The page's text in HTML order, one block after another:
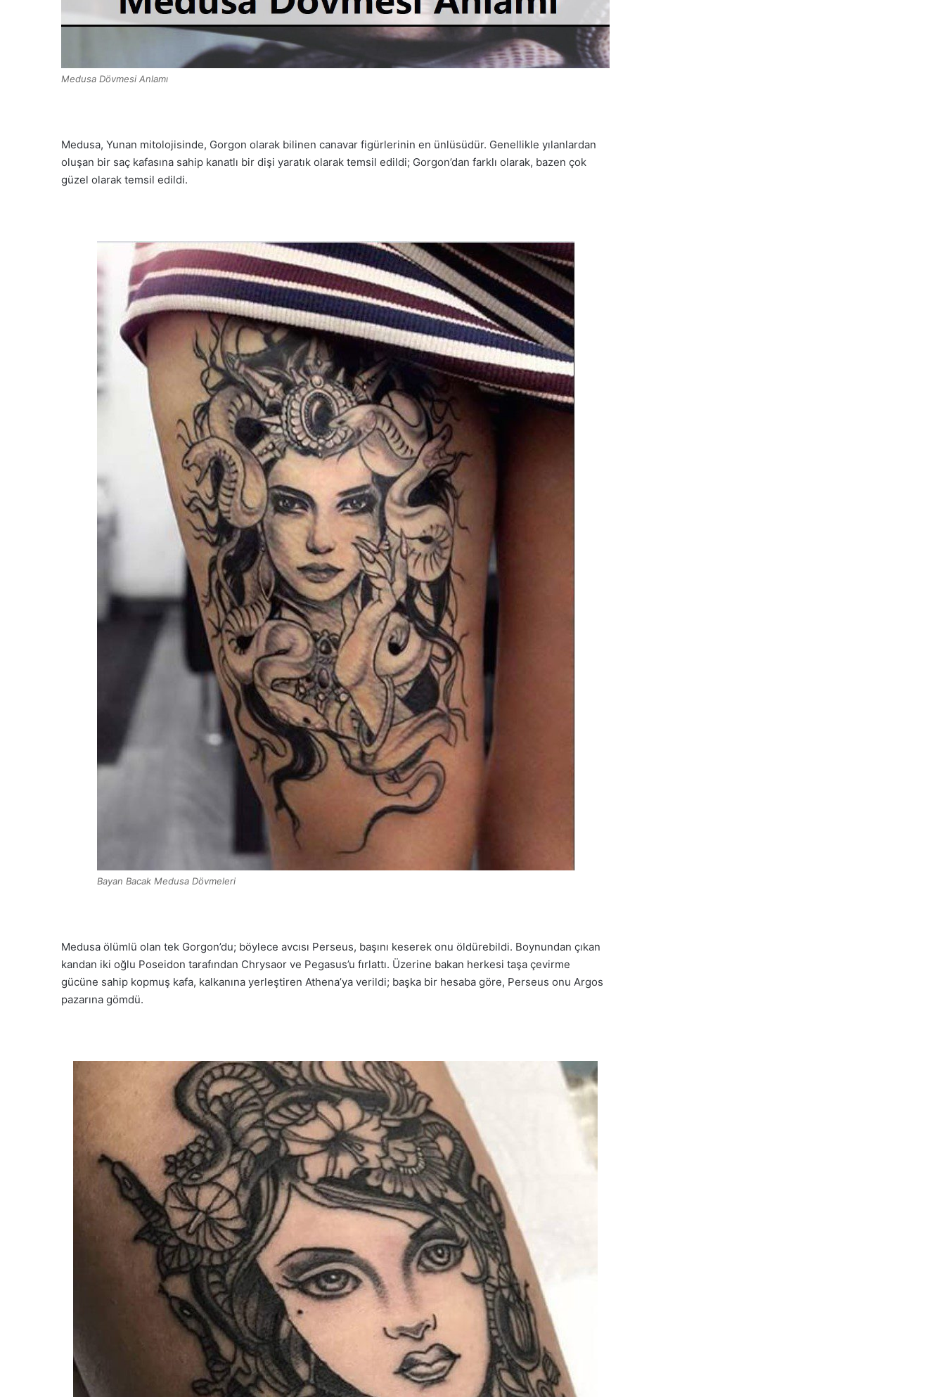
Medusa Dövmesi Anlamı
Medusa, Yunan mitolojisinde, Gorgon olarak bilinen canavar figürlerinin en ünlüsüdür. Genellikle yılanlardan
oluşan bir saç kafasına sahip kanatlı bir dişi yaratık olarak temsil edildi; Gorgon’dan farklı olarak, bazen çok
güzel olarak temsil edildi.
Bayan Bacak Medusa Dövmeleri
Medusa ölümlü olan tek Gorgon’du; böylece avcısı Perseus, başını keserek onu öldürebildi. Boynundan çıkan
kandan iki oğlu Poseidon tarafından Chrysaor ve Pegasus’u fırlattı. Üzerine bakan herkesi taşa çevirme
gücüne sahip kopmuş kafa, kalkanına yerleştiren Athena’ya verildi; başka bir hesaba göre, Perseus onu Argos
pazarına gömdü.